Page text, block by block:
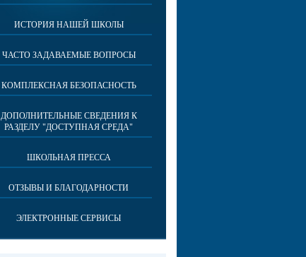
ИСТОРИЯ НАШЕЙ ШКОЛЫ
ЧАСТО ЗАДАВАЕМЫЕ ВОПРОСЫ
КОМПЛЕКСНАЯ БЕЗОПАСНОСТЬ
ДОПОЛНИТЕЛЬНЫЕ СВЕДЕНИЯ К
РАЗДЕЛУ "ДОСТУПНАЯ СРЕДА"
ШКОЛЬНАЯ ПРЕССА
ОТЗЫВЫ И БЛАГОДАРНОСТИ
ЭЛЕКТРОННЫЕ СЕРВИСЫ